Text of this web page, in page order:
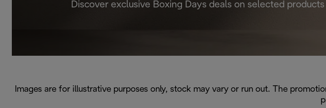
Discover exclusive Boxing Days deals on selected products
Images are for illustrative purposes only, stock may vary or run out. The